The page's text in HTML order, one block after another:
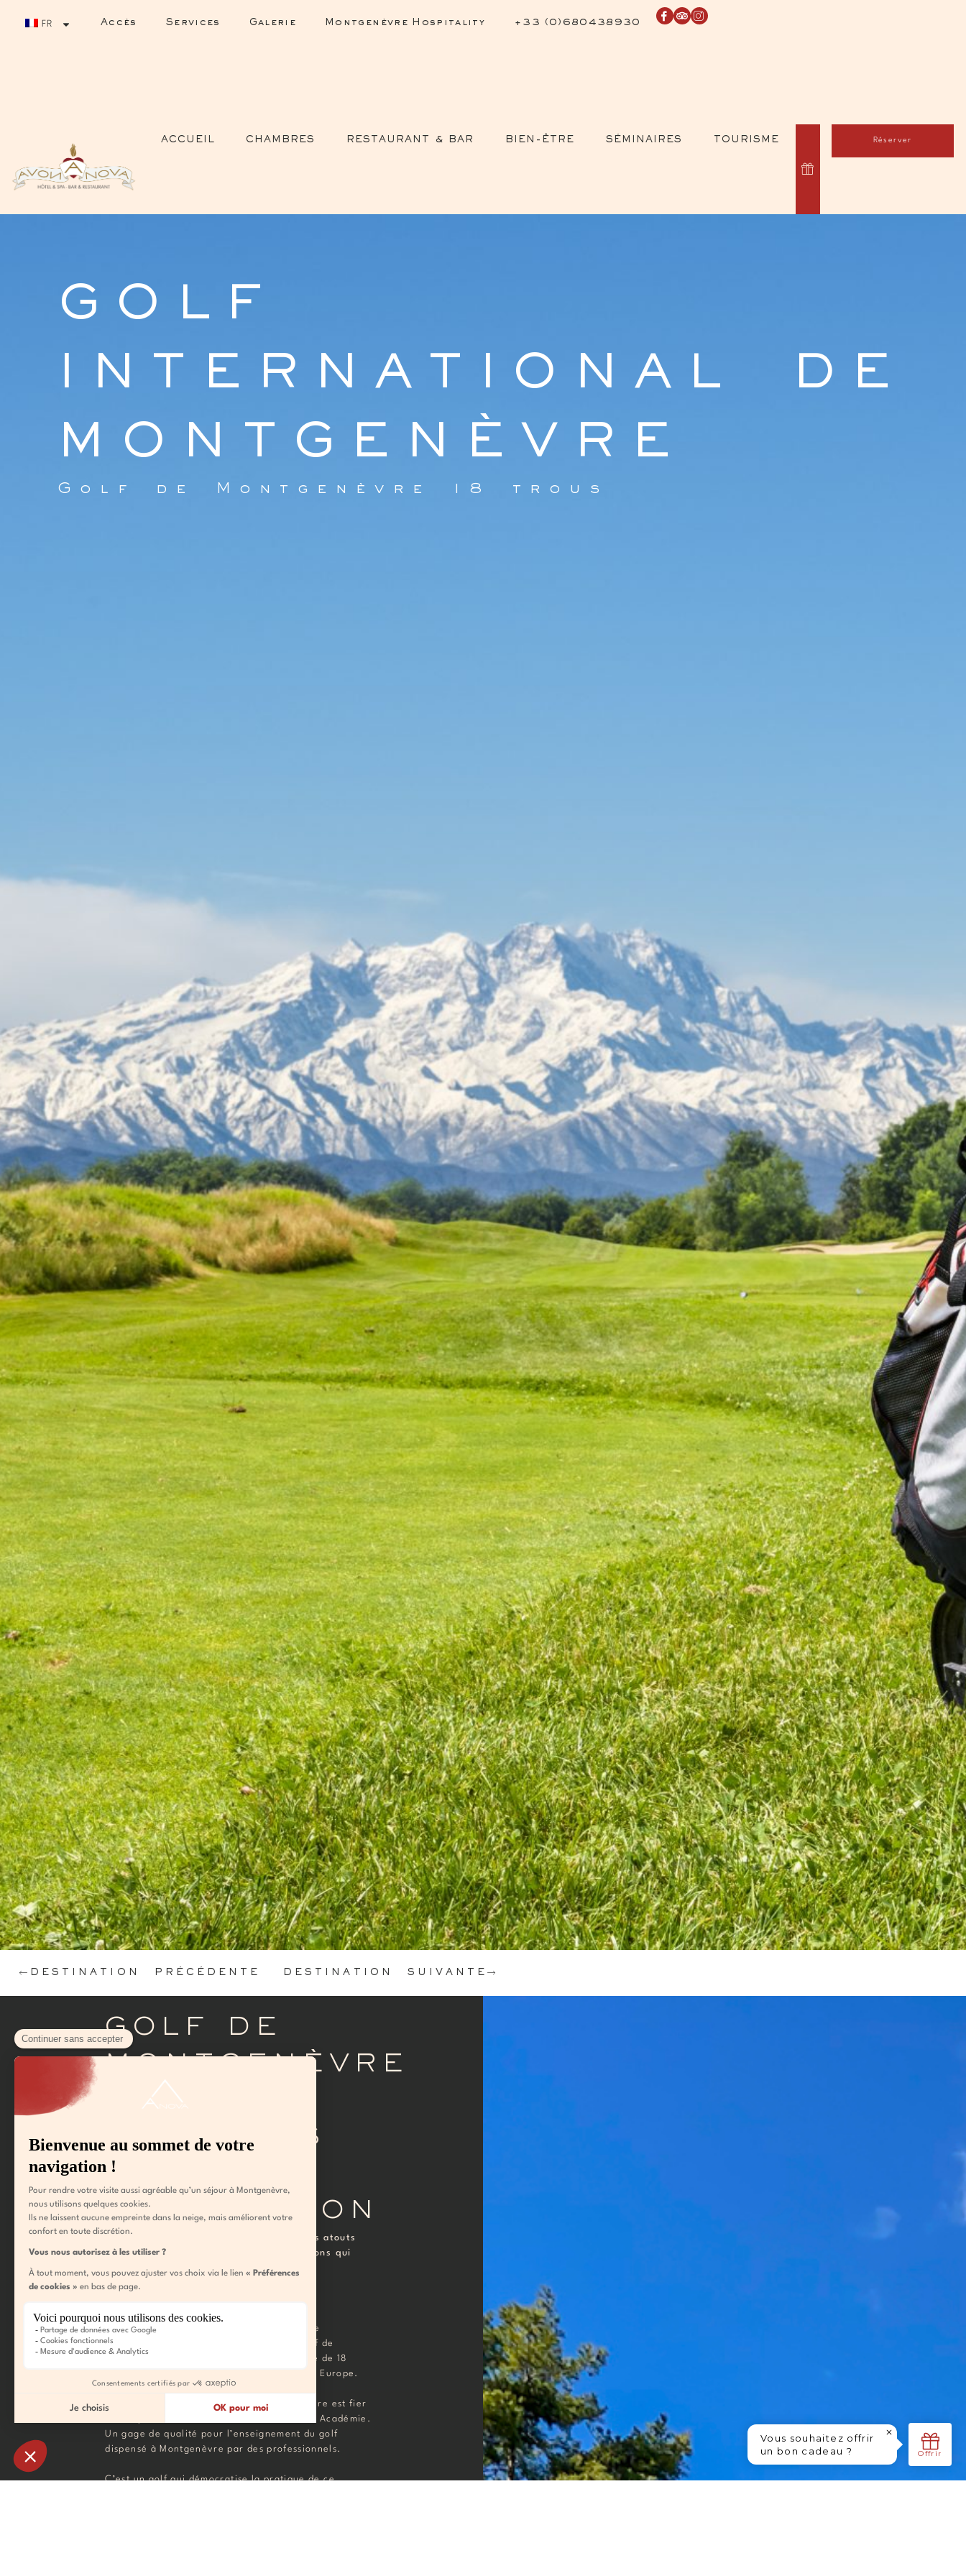
FR Accès Services Galerie Montgenèvre Hospitality +33 (0)680438930
ACCUEIL CHAMBRES RESTAURANT & BAR BIEN-ÊTRE SÉMINAIRES TOURISME Réserver
GOLF
INTERNATIONAL DE
MONTGENÈVRE
Golf de Montgenèvre 18 trous
DESTINATION PRÉCÉDENTE DESTINATION SUIVANTE
GOLF DE
MONTGENÈVRE
: UN
PARCOURS
18 TROUS
D’EXCEPTION
Le golf de Montgenèvre possède quelques atouts
considérables. Tour d’horizon sur les raisons qui
poussent les golfeurs à choisir de jouer à
Montgenèvre :
Il està cheval sur deux pays.
Les 9 trous de
Montgenèvre (France) et les 9 trous du golf de
Clavière (Italie) forment un golf homologué de 18
trous. Ce golf transfrontalier est unique en Europe.
Le golf de Montgenèvre est fier
d’être partenaire du label de la Leadbetter Académie.
Un gage de qualité pour l’enseignement du golf
dispensé à Montgenèvre par des professionnels.
C’est ungolf qui démocratise la pratique de ce